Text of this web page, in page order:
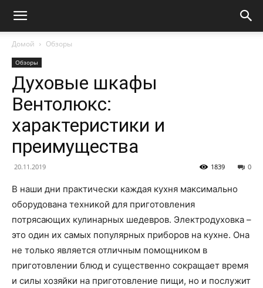
Домой Обзоры
Обзоры
Духовые шкафы
Вентолюкс:
характеристики и
преимущества
20.11.2019 0
1839
В наши дни практически каждая кухня максимально
оборудована техникой для приготовления
потрясающих кулинарных шедевров. Электродуховка –
это один их самых популярных приборов на кухне. Она
не только является отличным помощником в
приготовлении блюд и существенно сокращает время
и силы хозяйки на приготовление пищи, но и послужит